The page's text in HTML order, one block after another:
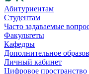
Абитуриентам
Студентам
Часто задаваемые
Факультеты
Кафедры
Дополнительное
Личный кабинет
Цифровое